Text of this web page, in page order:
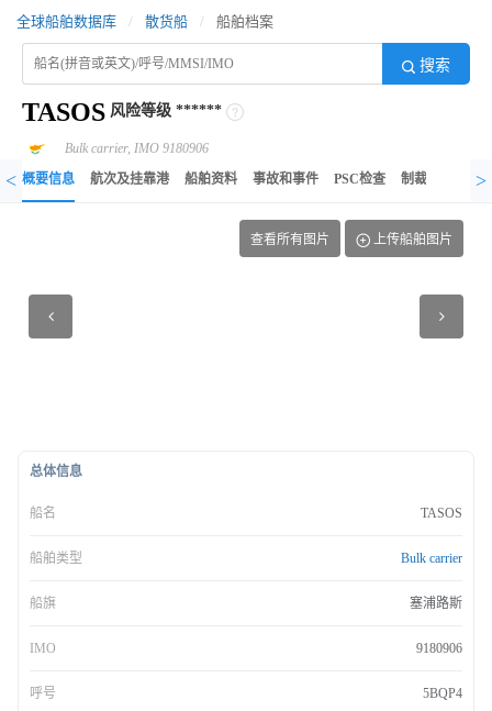
全球船舶数据库 / 散货船 / 船舶档案
搜索
TASOS 风险等级 ******
Bulk carrier, IMO 9180906
< 概要信息 航次及挂靠港 船舶资料 事故和事件 PSC检查 制裁记录 异
>
总体信息
船名 TASOS
船舶类型 Bulk carrier
船旗 塞浦路斯
IMO 9180906
呼号 5BQP4
查看所有图片 上传船舶图片